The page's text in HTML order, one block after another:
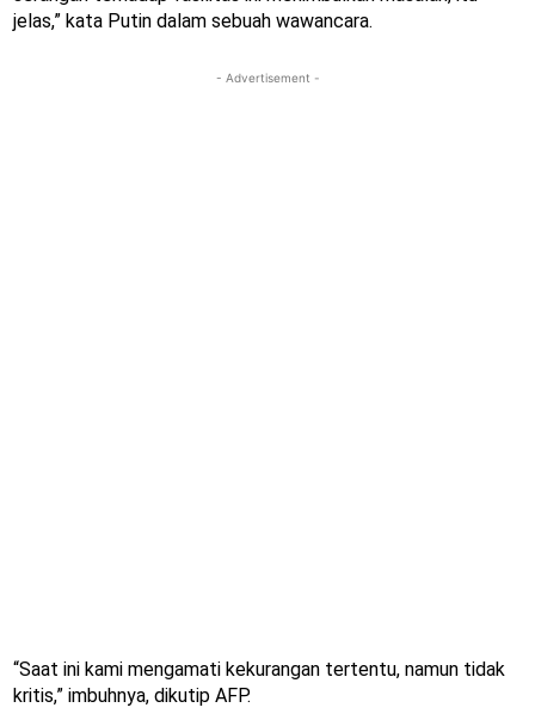
jelas,” kata Putin dalam sebuah wawancara.
- Advertisement -
“Saat ini kami mengamati kekurangan tertentu, namun tidak
kritis,” imbuhnya, dikutip AFP.